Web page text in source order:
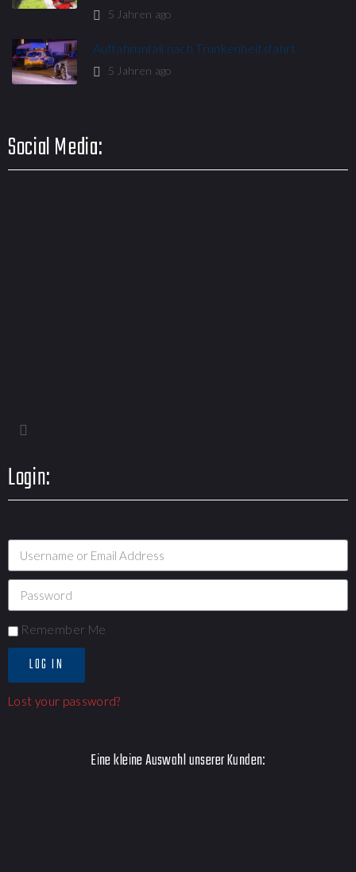
5 Jahren ago
Auffahrunfall nach Trunkenheitsfahrt
5 Jahren ago
Social Media:
Login:
Remember Me
LOG IN
Lost your password?
Eine kleine Auswahl unserer Kunden: